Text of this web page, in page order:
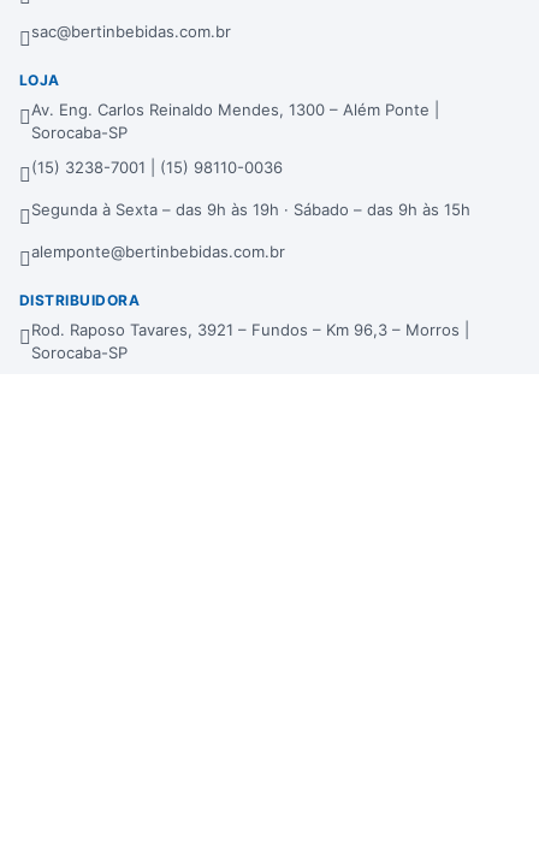
sac@bertinbebidas.com.br
LOJA
Av. Eng. Carlos Reinaldo Mendes, 1300 – Além Ponte |
Sorocaba-SP
(15) 3238-7001 | (15) 98110-0036
Segunda à Sexta – das 9h às 19h · Sábado – das 9h às 15h
alemponte@bertinbebidas.com.br
DISTRIBUIDORA
Rod. Raposo Tavares, 3921 – Fundos – Km 96,3 – Morros |
Sorocaba-SP